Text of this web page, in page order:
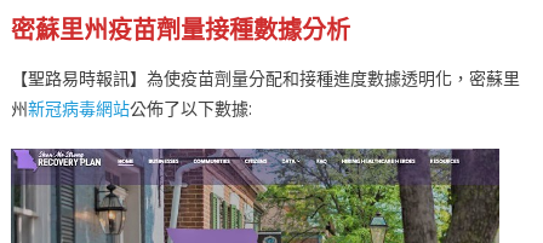
前
止
多
少
人
接
種
密蘇里州疫苗劑量接種數據分析
【聖路易時報訊】為使疫苗劑量分配和接種進度數據透明化，密蘇里
州新冠病毒網站公佈了以下數據: